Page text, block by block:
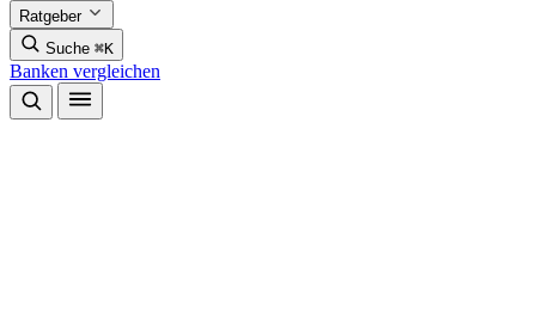
Ratgeber
Suche ⌘K
Banken vergleichen